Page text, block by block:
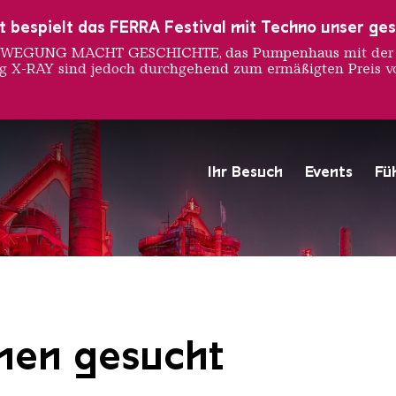
Ihr Besuch Events
Hochofengruppe in Rot
Copyright: Weltkulturerbe
gesucht
bespielt das FERRA Festival mit Techno unser
MACHT GESCHICHTE, das Pumpenhaus mit
RAY sind jedoch durchgehend zum ermäßigten Preis